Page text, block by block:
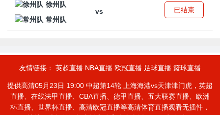
徐州队
vs
常州队
已结束
友情链接： 英超直播 NBA直播 欧冠直播 足球直播 篮球直播
提供高清05月23日 19:00 中超第14轮 上海海港vs天津津门虎，英超
直播、在线法甲直播、CBA直播、德甲直播、五大联赛直播、欧洲
杯直播、世界杯直播、高清欧冠直播等高清体育直播观看无插件，